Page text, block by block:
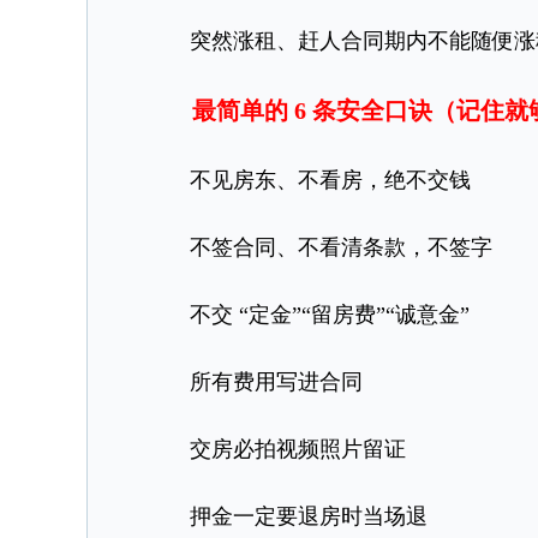
突然涨租、赶人合同期内不能随便涨
最简单的 6 条安全口诀（记住就
不见房东、不看房，绝不交钱
不签合同、不看清条款，不签字
不交 “定金”“留房费”“诚意金”
所有费用写进合同
交房必拍视频照片留证
押金一定要退房时当场退